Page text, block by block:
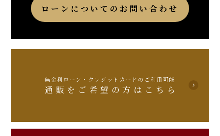
ローンについてのお問い合わせ
無金利ローン・クレジットカードのご利用可能
通販をご希望の方はこちら